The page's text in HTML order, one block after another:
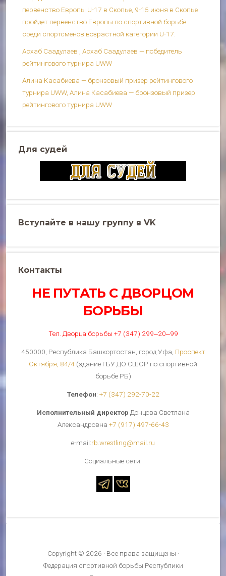
первенство Европы U-17 в Скопье, 9-15 июня в Скопье
пройдет первенство Европы по спортивной борьбе
среди спортсменов возрастной категории U-17.
Асхаб Саадулаев , Асхаб Саадулаев — победитель
рейтингового турнира UWW
Алина Касабиева — бронзовый призер рейтингового
турнира UWW, Алина Касабиева — бронзовый призер
рейтингового турнира UWW
Для судей
Вступайте в нашу группу в VK
Контакты
НЕ ПУТАТЬ С ДВОРЦОМ
БОРЬБЫ
Тел. Дворца борьбы +7 (347) 299‒20‒99
450000, Республика Башкортостан, город Уфа, Проспект
Октября, 84/4 (здание ГБУ ДО СШОР по спортивной
борьбе РБ)
Телефон: +7 (347) 292-70-22
Исполнительный директор Донцова Светлана
Александровна +7 (917) 497-66-43
е-mail:rb.wrestling@mail.ru
Cоциальные сети:
Copyright © 2026 · Все права защищены ·
Федерация спортивной борьбы Республики